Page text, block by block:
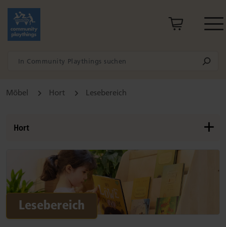
Möbel Hort Lesebereich
Hort
Hausaufgaben-Bereich
Kreativbereich
Lesebereich
Forschen und Entdecken
Lesebereich